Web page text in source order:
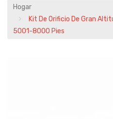
Hogar
Kit De Orificio De Gran
5001-8000 Pies